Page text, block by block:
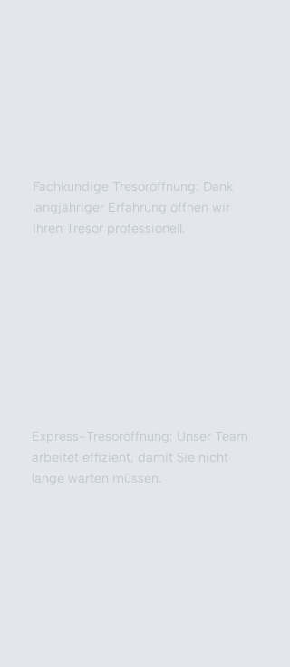
Fachkundige Tresoröffnung: Dank
langjähriger Erfahrung öffnen wir
Ihren Tresor professionell.
Express-Tresoröffnung: Unser Team
arbeitet effizient, damit Sie nicht
lange warten müssen.